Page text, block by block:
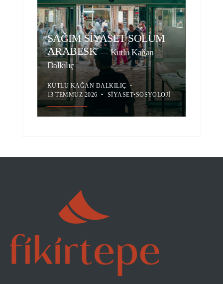
SAĞIM SİYASET SOLUM
ARABESK—Kutlu Kağan
Dalkılıç
KUTLU KAĞAN DALKILIÇ •
13 TEMMUZ 2026 • SIYASET•SOSYOLOJI